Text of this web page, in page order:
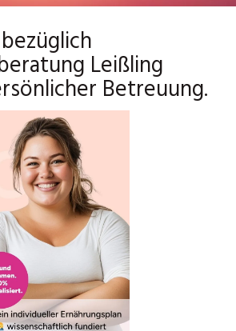
Leißling
Betreuung.